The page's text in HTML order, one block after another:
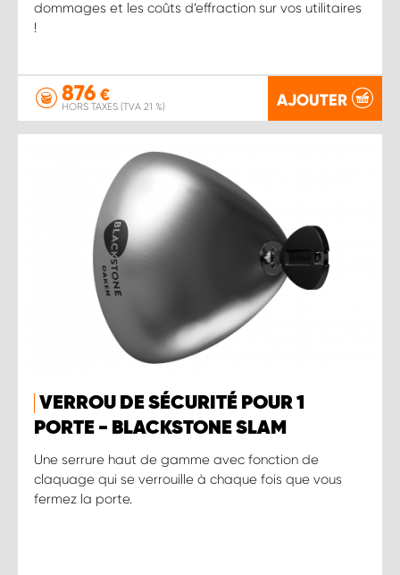
dommages et les coûts d’effraction sur vos utilitaires
!
876 €
HORS TAXES (TVA 21 %) AJOUTER
VERROU DE SÉCURITÉ POUR 1
PORTE - BLACKSTONE SLAM
Une serrure haut de gamme avec fonction de
claquage qui se verrouille à chaque fois que vous
fermez la porte.